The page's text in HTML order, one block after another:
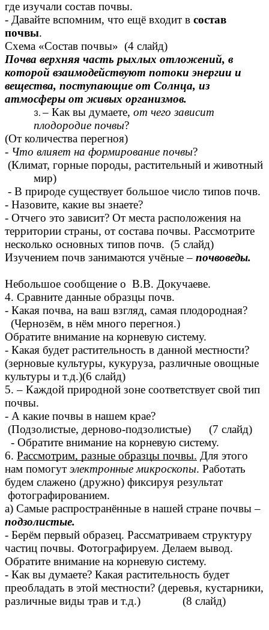
где изучали состав почвы.
- Давайте вспомним, что ещё входит в состав
почвы.
Схема «Состав почвы» (4 слайд)
Почва верхняя часть рыхлых отложений, в
которой взаимодействуют потоки энергии и
вещества, поступающие от Солнца, из
атмосферы от живых организмов.
– Как вы думаете, от чего зависит
плодородие почвы?
(От количества перегноя)
- Что влияет на формирование почвы?
(Климат, горные породы, растительный и животный
мир)
- В природе существует большое число типов почв.
- Назовите, какие вы знаете?
- Отчего это зависит? От места расположения на
территории страны, от состава почвы. Рассмотрите
несколько основных типов почв. (5 слайд)
Изучением почв занимаются учёные – почвоведы.
Небольшое сообщение о В.В. Докучаеве.
4. Сравните данные образцы почв.
- Какая почва, на ваш взгляд, самая плодородная?
(Чернозём, в нём много перегноя.)
Обратите внимание на корневую систему.
- Какая будет растительность в данной местности?
(зерновые культуры, кукуруза, различные овощные
культуры и т.д.)(6 слайд)
5. – Каждой природной зоне соответствует свой тип
почвы.
- А какие почвы в нашем крае?
(Подзолистые, дерново-подзолистые) (7 слайд)
- Обратите внимание на корневую систему.
6. Рассмотрим, разные образцы почвы. Для этого
нам помогут электронные микроскопы. Работать
будем слажено (дружно) фиксируя результат
фотографированием.
а) Самые распространённые в нашей стране почвы –
подзолистые.
- Берём первый образец. Рассматриваем структуру
частиц почвы. Фотографируем. Делаем вывод.
Обратите внимание на корневую систему.
- Как вы думаете? Какая растительность будет
преобладать в этой местности? (деревья, кустарники,
различные виды трав и т.д.) (8 слайд)